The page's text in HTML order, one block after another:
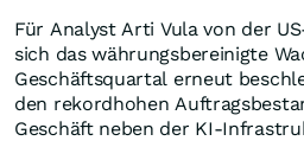
Für Analyst Arti Vula von der
sich das währungsbereinigte
Geschäftsquartal erneut
den rekordhohen
Geschäft neben der KI-